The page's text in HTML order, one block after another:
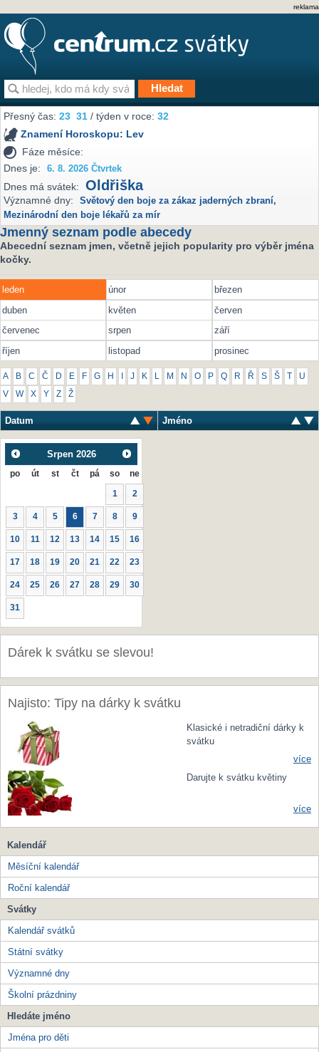
reklama
Přesný čas:23 31 / týden v roce:32
Znamení Horoskopu: Lev
Fáze měsíce:
Dnes je:
6. 8. 2026 Čtvrtek
Dnes má svátek: Oldřiška
Významné dny: Světový den boje za zákaz jaderných zbraní,
Mezinárodní den boje lékařů za mír
Jmenný seznam podle abecedy
Abecední seznam jmen, včetně jejich popularity pro výběr jména
kočky.
leden únor
březen
duben
květen
červen
červenec
srpen
září
říjen
listopad prosinec
A B C Č D E F G H J K L M N O P Q R Ř S Š U
V W X Y Z Ž
Datum Jméno
Srpen 2026
po út st čt pá so ne
1 2
3 4 5 6 7 8 9
10 11 12 13 14 15 16
17 18 19 20 21 22 23
24 25 26 27 28 29 30
31
Dárek k svátku se slevou!
Najisto: Tipy na dárky k svátku
Klasické i netradiční dárky k
svátku
více
Darujte k svátku květiny
více
Kalendář
Měsíční kalendář
Roční kalendář
Svátky
Kalendář svátků
Státní svátky
Významné dny
Školní prázdniny
Hledáte jméno
Jména pro děti